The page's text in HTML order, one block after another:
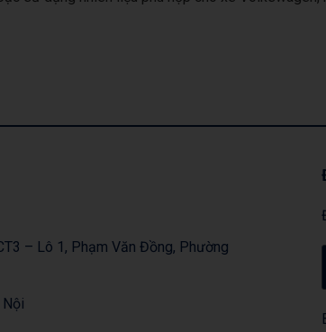
– Lô 1, Phạm Văn Đồng, Phường
Nội